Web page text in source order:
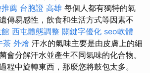
薦 台胞證 高雄 每個人都有獨特的氣
傳易感性，飲食和生活方式等因素不
西屯體態調整 關鍵字優化 seo軟體
茶 外燴 汗水的氣味主要是由皮膚上的細
會分解汗水並產生不同氣味的化合物。
程中旋轉東西，那麼您將鼓包太多。